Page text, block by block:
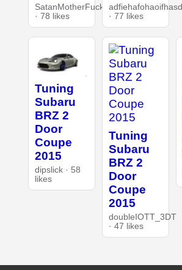
SatanMotherFucker
· 78 likes
adfiehafohaoifhasd
· 77 likes
Tuning
Subaru
BRZ 2
Door
Coupe
2015
dipslick · 58
likes
Tuning
Subaru
BRZ 2
Door
Coupe
2015
doubleIOTT_3DT
· 47 likes